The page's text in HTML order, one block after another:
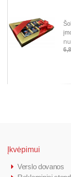
Įkvėpimui
Verslo dovanos